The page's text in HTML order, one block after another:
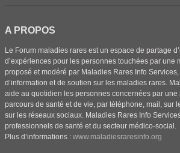
A PROPOS
Le Forum maladies rares est un espace de partage
d’expériences pour les personnes touchées par une
proposé et modéré par Maladies Rares Info
d’information et de soutien sur les maladies rares.
aide au quotidien les personnes concernées par
parcours de santé et de vie, par téléphone, mail, sur
sur les réseaux sociaux. Maladies Rares Info
professionnels de santé et du secteur médico-social.
Plus d’informations : www.maladiesraresinfo.org